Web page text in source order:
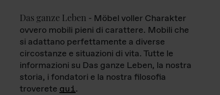
Das ganze Leben - Möbel voller Charakter
ovvero mobili pieni di carattere. Mobili che
si adattano perfettamente a diverse
circostanze e situazioni di vita. Tutte le
informazioni su Das ganze Leben, la nostra
storia, i fondatori e la nostra filosofia
troverete qui.